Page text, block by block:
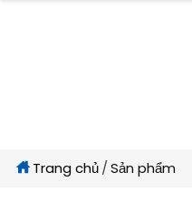
Trang chủ Sản phẩm